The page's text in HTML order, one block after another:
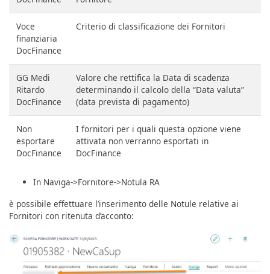
Voce
finanziaria
DocFinance
Criterio di classificazione dei Fornitori
GG Medi
Ritardo
DocFinance
Valore che rettifica la Data di scadenza
determinando il calcolo della “Data valuta”
(data prevista di pagamento)
Non
esportare
DocFinance
I fornitori per i quali questa opzione viene
attivata non verranno esportati in
DocFinance
In Naviga->Fornitore->Notula RA
è possibile effettuare l’inserimento delle Notule relative ai
Fornitori con ritenuta d’acconto: